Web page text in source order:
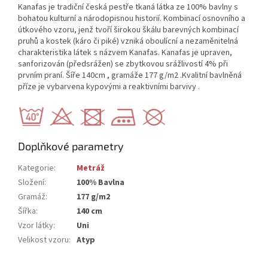
Kanafas je tradiční česká pestře tkaná látka ze 100% bavlny s
bohatou kulturní a národopisnou historií. Kombinací osnovního a
útkového vzoru, jenž tvoří širokou škálu barevných kombinací
pruhů a kostek (káro či piké) vzniká oboulícní a nezaměnitelná
charakteristika látek s názvem Kanafas. Kanafas je upraven,
sanforizován (předsrážen) se zbytkovou srážlivostí 4% při
prvním praní. Šíře 140cm , gramáže 177 g/m2 .Kvalitní bavlněná
příze je vybarvena kypovými a reaktivními barvivy .
Doplňkové parametry
Kategorie:
Metráž
Složení:
100% Bavlna
Gramáž:
177 g/m2
Šířka:
140 cm
Vzor látky:
Uni
Velikost vzoru: Atyp